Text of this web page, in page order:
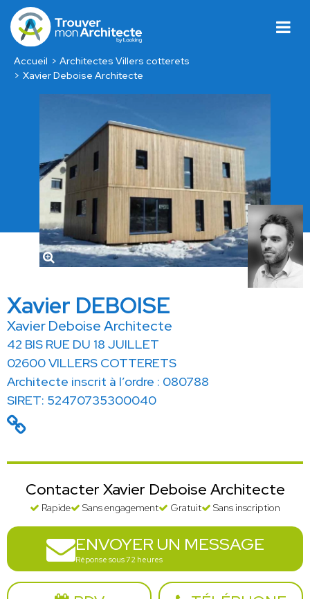
Accueil
Architectes Villers cotterets
Xavier Deboise Architecte
Xavier DEBOISE
Xavier Deboise Architecte
42 BIS RUE DU 18 JUILLET
02600 VILLERS COTTERETS
Architecte inscrit à l’ordre : 080788
SIRET: 52470735300040
Contacter Xavier Deboise Architecte
Rapide Sans engagement Gratuit Sans inscription
ENVOYER UN MESSAGE
Réponse sous 72 heures